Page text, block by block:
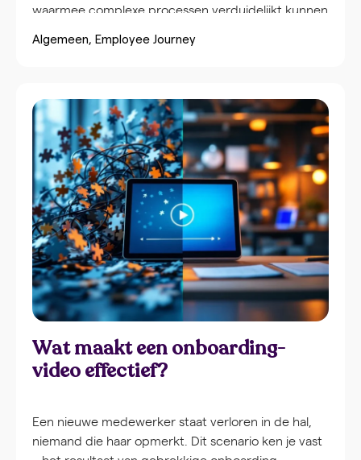
waarmee complexe processen verduidelijkt kunnen
werkzaamheden. Daarnaast bevorderen tutorials
leren. Wat is een […]
Algemeen Employee Journey
Wat maakt een onboarding-
video effectief?
Een nieuwe medewerker staat verloren in de hal,
niemand die haar opmerkt. Dit scenario ken je vast